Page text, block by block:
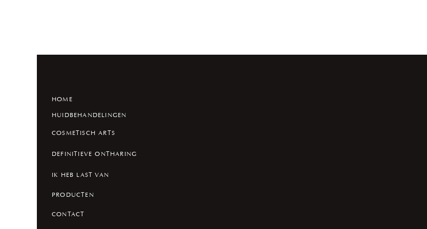
HOME
HUIDBEHANDELINGEN
COSMETISCH ARTS
DEFINITIEVE ONTHARING
IK HEB LAST VAN
PRODUCTEN
CONTACT